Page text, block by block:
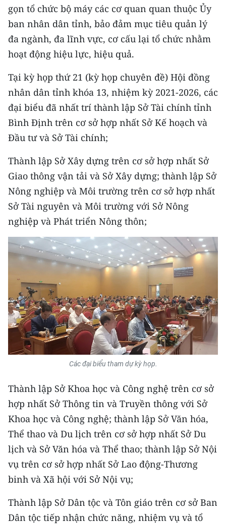
CHƯƠNG TRÌNH OCOP - MỖI XÃ
MỘT SẢN PHẨM
RADIO
MEDIA CENTER
E-Magazine
Video
Media Kinh tế
Media Văn hóa
Media Xã hội
Media Pháp luật
Media Du lịch
Media Thế giới
Media Thể thao
Media Giáo dục
Media Y tế
Media Khoa học - Công nghệ
Media Môi trường
Ảnh
Infographic
TIN MỚI
Trung du và miền núi phía Bắc
gọn tổ chức bộ máy các cơ quan quan thuộc Ủy
ban nhân dân tỉnh, bảo đảm mục tiêu quản lý
đa ngành, đa lĩnh vực, cơ cấu lại tổ chức nhằm
hoạt động hiệu lực, hiệu quả.
Tại kỳ họp thứ 21 (kỳ họp chuyên đề) Hội đồng
nhân dân tỉnh khóa 13, nhiệm kỳ 2021-2026, các
đại biểu đã nhất trí thành lập Sở Tài chính tỉnh
Bình Định trên cơ sở hợp nhất Sở Kế hoạch và
Đầu tư và Sở Tài chính;
Thành lập Sở Xây dựng trên cơ sở hợp nhất Sở
Giao thông vận tải và Sở Xây dựng; thành lập Sở
Nông nghiệp và Môi trường trên cơ sở hợp nhất
Sở Tài nguyên và Môi trường với Sở Nông
nghiệp và Phát triển Nông thôn;
Các đại biểu tham dự kỳ họp.
Thành lập Sở Khoa học và Công nghệ trên cơ sở
hợp nhất Sở Thông tin và Truyền thông với Sở
Khoa học và Công nghệ; thành lập Sở Văn hóa,
Thể thao và Du lịch trên cơ sở hợp nhất Sở Du
lịch và Sở Văn hóa và Thể thao; thành lập Sở Nội
vụ trên cơ sở hợp nhất Sở Lao động-Thương
binh và Xã hội với Sở Nội vụ;
Thành lập Sở Dân tộc và Tôn giáo trên cơ sở Ban
Dân tộc tiếp nhận chức năng, nhiệm vụ và tổ